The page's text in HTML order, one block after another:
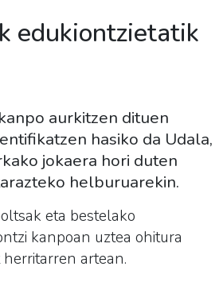
edukiontzietatik
aurkitzen dituen
hasiko da Udala,
jokaera hori duten
helburuarekin.
eta bestelako
kanpoan uztea ohitura
artean.